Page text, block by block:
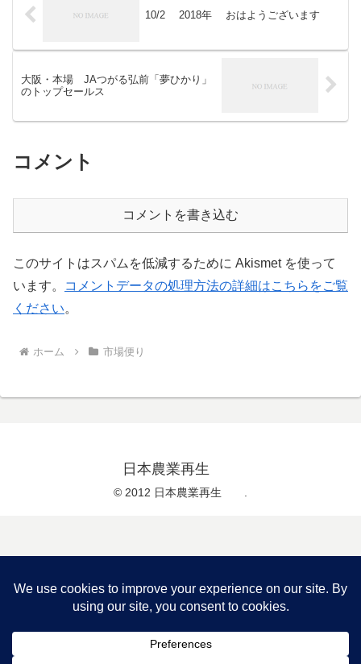
10/2 2018年 おはようございます
大阪・本場 JAつがる弘前「夢ひかり」
のトップセールス
コメント
コメントを書き込む
このサイトはスパムを低減するために Akismet を使って
います。
コメントデータの処理方法の詳細はこちらをご覧
ください。
ホーム 市場便り
日本農業再生
© 2012 日本農業再生 .